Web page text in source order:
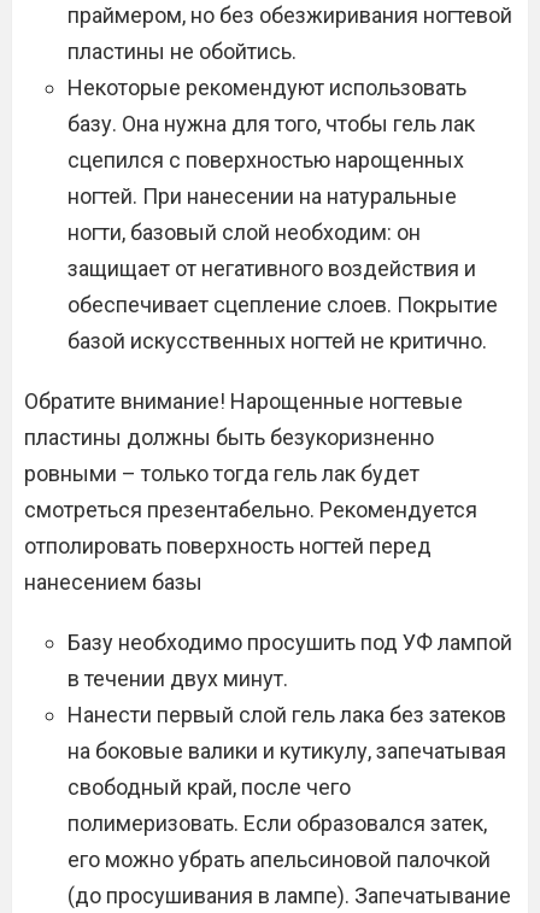
праймером, но без обезжиривания ногтевой
пластины не обойтись.
Некоторые рекомендуют использовать
базу. Она нужна для того, чтобы гель лак
сцепился с поверхностью нарощенных
ногтей. При нанесении на натуральные
ногти, базовый слой необходим: он
защищает от негативного воздействия и
обеспечивает сцепление слоев. Покрытие
базой искусственных ногтей не критично.
Обратите внимание! Нарощенные ногтевые
пластины должны быть безукоризненно
ровными – только тогда гель лак будет
смотреться презентабельно. Рекомендуется
отполировать поверхность ногтей перед
нанесением базы
Базу необходимо просушить под УФ лампой
в течении двух минут.
Нанести первый слой гель лака без затеков
на боковые валики и кутикулу, запечатывая
свободный край, после чего
полимеризовать. Если образовался затек,
его можно убрать апельсиновой палочкой
(до просушивания в лампе). Запечатывание